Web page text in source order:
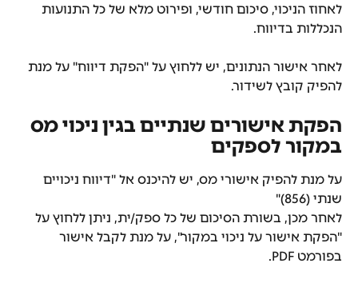
לאחוז הניכוי, סיכום חודשי, ופירוט מלא של כל התנועות
הנכללות בדיווח.
לאחר אישור הנתונים, יש ללחוץ על "הפקת דיווח" על מנת
להפיק קובץ לשידור.
הפקת אישורים שנתיים בגין ניכוי מס
במקור לספקים
על מנת להפיק אישורי מס, יש להיכנס אל "דיווח ניכויים
שנתי (856)"
לאחר מכן, בשורת הסיכום של כל ספק/ית, ניתן ללחוץ על
"הפקת אישור על ניכוי במקור", על מנת לקבל אישור
בפורמט PDF.